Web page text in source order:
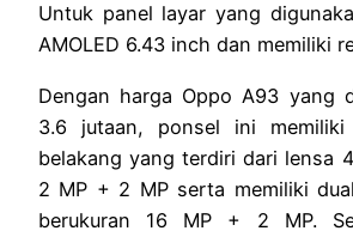
Untuk panel layar yang
AMOLED 6.43 inch dan memiliki
Dengan harga Oppo A93 yang
3.6 jutaan, ponsel ini memiliki
belakang yang terdiri dari lensa
2 MP + 2 MP serta memiliki
berukuran 16 MP + 2 MP.